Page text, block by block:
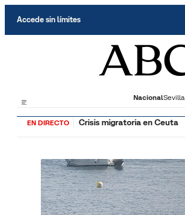
Accede sin límites
NacionalSevilla
EN DIRECTO Crisis migratoria en Ceuta